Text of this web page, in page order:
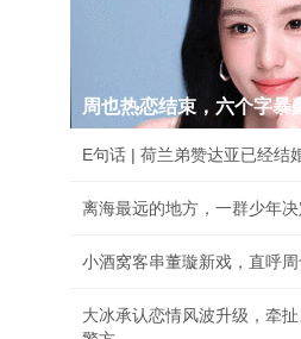
周也热恋结束，六个字暴
E句话 | 荷兰弟赞达亚已经结
离海最远的地方，一群少年
小酒窝客串董璇新戏，直呼周
大冰承认恋情风波升级，牵